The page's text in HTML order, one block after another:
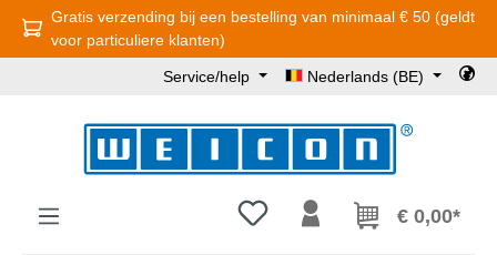
Ga naar de hoofdinhoud
Gratis verzending bij een bestelling van minimaal € 50 (geldt
voor particuliere klanten)
Service/help Nederlands (BE)
Je hebt 0 items op je€ 0,00*